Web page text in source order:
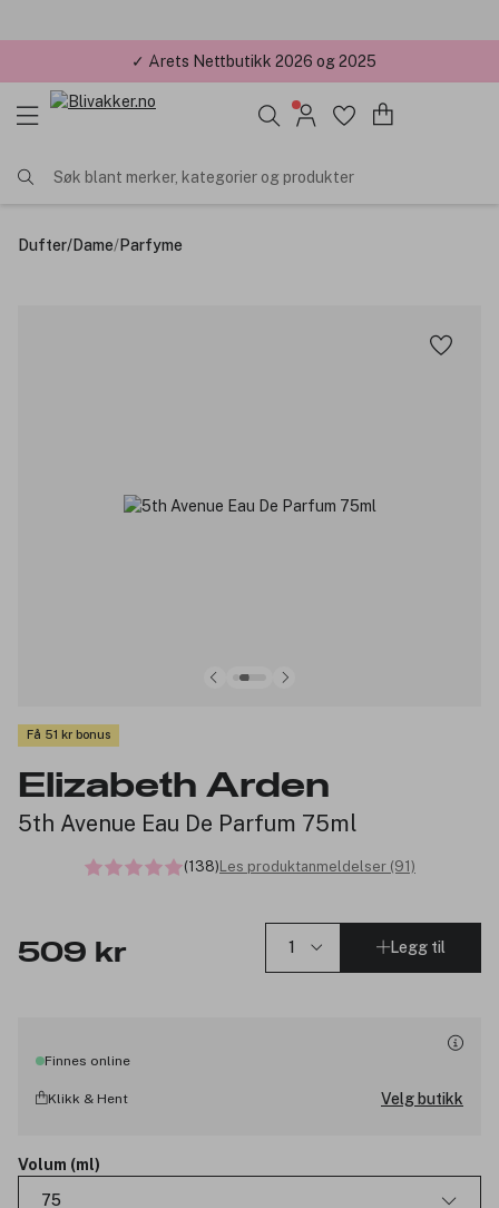
✓ Årets Nettbutikk 2026 og 2025
Søk blant merker, kategorier og produkter
Dufter/Dame/Parfyme
Få 51 kr bonus
Elizabeth Arden
5th Avenue Eau De Parfum 75ml
(138)Les produktanmeldelser (91)
509 kr Legg til
Finnes online
Klikk & Hent Velg butikk
Volum (ml)
75